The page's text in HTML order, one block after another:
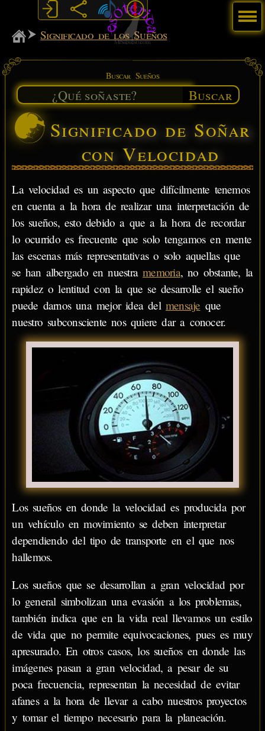
MiSabueso
Significado de los Sueños
Buscar Sueños
Buscar
Significado de Soñar
con Velocidad
La velocidad es un aspecto que difícilmente tenemos
en cuenta a la hora de realizar una interpretación de
los sueños, esto debido a que a la hora de recordar
lo ocurrido es frecuente que solo tengamos en mente
las escenas más representativas o solo aquellas que
se han albergado en nuestramemoria, no obstante, la
rapidez o lentitud con la que se desarrolle el sueño
puede darnos una mejor idea del mensaje que
nuestro subconsciente nos quiere dar a conocer.
Los sueños en donde la velocidad es producida por
un vehículo en movimiento se deben interpretar
dependiendo del tipo de transporte en el que nos
hallemos.
Los sueños que se desarrollan a gran velocidad por
lo general simbolizan una evasión a los problemas,
también indica que en la vida real llevamos un estilo
de vida que no permite equivocaciones, pues es muy
apresurado. En otros casos, los sueños en donde las
imágenes pasan a gran velocidad, a pesar de su
poca frecuencia, representan la necesidad de evitar
afanes a la hora de llevar a cabo nuestros proyectos
y tomar el tiempo necesario para la planeación.
Menú